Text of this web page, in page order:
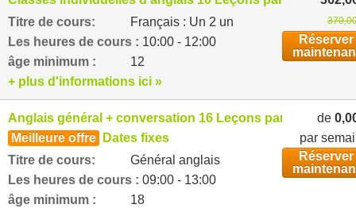
Titre de cours:
Français : Un 2 un
Les heures de cours : 10:00 - 12:00
âge minimum :
12
Réserver
+ plus d'informations ici »
Anglais général + conversation 16 Leçons par semaine
Meilleure offre
Dates fixes
Titre de cours:
Général anglais
Les heures de cours : 09:00 - 13:00
âge minimum :
18
de
par
Réserver